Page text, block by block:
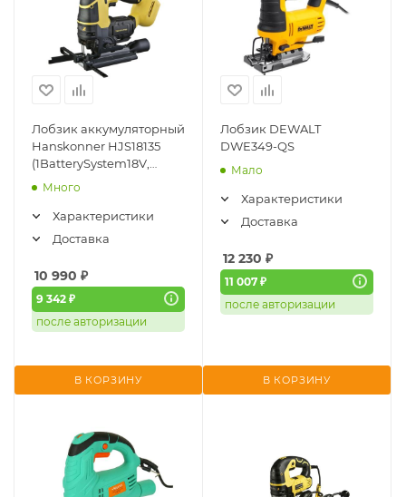
Лобзик аккумуляторный
Hanskonner HJS18135
(1BatterySystem18V,
бесщ., без АКБ и ЗУ)
Много
Характеристики
Доставка
10 990 ₽
9 342 ₽
после авторизации
В КОРЗИНУ
Лобзик DEWALT
DWE349-QS
Мало
Характеристики
Доставка
12 230 ₽
11 007 ₽
после авторизации
В КОРЗИНУ